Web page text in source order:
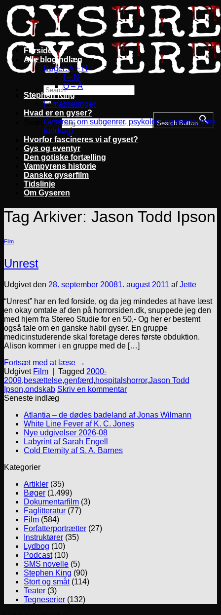
Fortsæt
til
indhold
Search for: Search Button
Forside
Alle blogindlæg
Bøger: A – H
I – N
O – Å
Stephen King
Filmatiseringer
Hvad er en gyser?
Gyseren: om subgenrer, psykologi og eventyrtræk
(uddrag)
Hvorfor fascineres vi af gyset?
Gys og eventyr
Den gotiske fortælling
Vampyrens historie
Danske gyserfilm
Tidslinje
Om Gyseren
Tag Arkiver: Jason Todd Ipson
Film
Unrest
Udgivet den 28. september 20081. august 2011 afJette
“Unrest” har en fed forside, og da jeg mindedes at have læst
en okay omtale af den på horrorsiden.dk, snuppede jeg den
med hjem fra Stereo Studie for en 50,- Og her er bestemt
også tale om en ganske habil gyser. En gruppe
medicinstuderende skal foretage deres første obduktion.
Alison kommer i en gruppe med de […]
Fortsæt med at læse →
Udgivet Film Tagged 2000-
2009,besættelse,genfærd,hospitalshorror,Jason Todd
Ipson,ondskab Skriv en kommentar
Seneste indlæg
Atlantia – de dødes badeland af Jonas Wilmann
White Line Fever af K. C. Jones
Nye udgivelser 2026-08
Labyrint af Sarah Engell
Cold Eternity af S. A. Barnes
Kategorier
Artikler (35)
Bøger (1.499)
Dokumentarfilm (3)
Faglitteratur (77)
Film (584)
Forfatterportrætter (27)
Instruktører (35)
Lydbog (10)
Podcast(10)
SMS novelle (5)
Stephen King (90)
Stort og småt(114)
Teater (3)
Tegneserier (132)